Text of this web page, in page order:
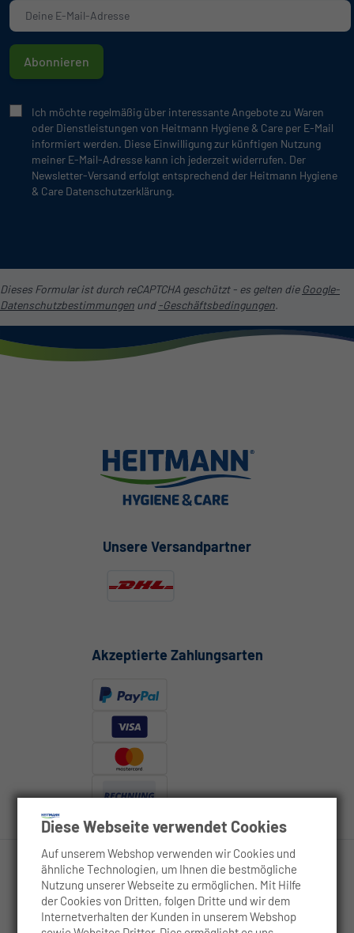
Diese Webseite verwendet Cookies
Auf unserem Webshop verwenden wir Cookies und
ähnliche Technologien, um Ihnen die bestmögliche
Nutzung unserer Webseite zu ermöglichen. Mit Hilfe
der Cookies von Dritten, folgen Dritte und wir dem
Internetverhalten der Kunden in unserem Webshop
Abonnieren
Ich möchte regelmäßig über interessante Angebote zu Waren
oder Dienstleistungen von Heitmann Hygiene & Care per E-Mail
informiert werden. Diese Einwilligung zur künftigen Nutzung
meiner E-Mail-Adresse kann ich jederzeit widerrufen. Der
Newsletter-Versand erfolgt entsprechend der Heitmann Hygiene
& Care Datenschutzerklärung.
Dieses Formular ist durch reCAPTCHA geschützt - es gelten die Google-
Datenschutzbestimmungen und -Geschäftsbedingungen.
Unsere Versandpartner
Akzeptierte Zahlungsarten
Rechtliches